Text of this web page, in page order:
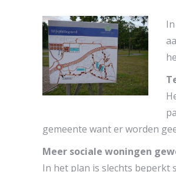
gemeente want er worden
Meer sociale woningen
In het plan is slechts beperkt